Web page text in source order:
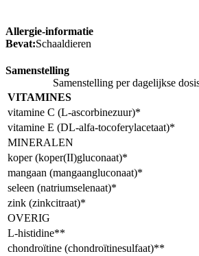
Allergie-informatie
Bevat:Schaaldieren
Samenstelling
Samenstelling per dagelijkse
VITAMINES
vitamine C (L-ascorbinezuur)*
vitamine E (DL-alfa-tocoferylacetaat)*
MINERALEN
koper (koper(II)gluconaat)*
mangaan (mangaangluconaat)*
seleen (natriumselenaat)*
zink (zinkcitraat)*
OVERIG
L-histidine**
chondroïtine (chondroïtinesulfaat)**